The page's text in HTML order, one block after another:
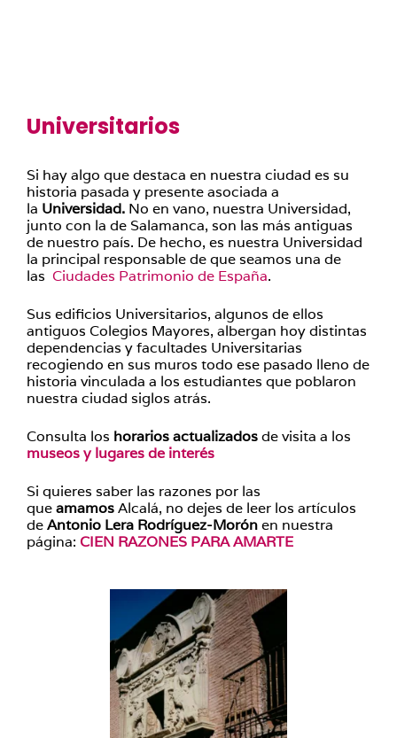
Universitarios
Si hay algo que destaca en nuestra ciudad es su
historia pasada y presente asociada a
la Universidad. No en vano, nuestra Universidad,
junto con la de Salamanca, son las más antiguas
de nuestro país. De hecho, es nuestra Universidad
la principal responsable de que seamos una de
las Ciudades Patrimonio de España.
Sus edificios Universitarios, algunos de ellos
antiguos Colegios Mayores, albergan hoy distintas
dependencias y facultades Universitarias
recogiendo en sus muros todo ese pasado lleno de
historia vinculada a los estudiantes que poblaron
nuestra ciudad siglos atrás.
Consulta los horarios actualizadosde visita a los
museos y lugares de interés
Si quieres saber las razones por las
queamamosAlcalá, no dejes de leer los artículos
deAntonio Lera Rodríguez-Morónen nuestra
página: CIEN RAZONES PARA AMARTE